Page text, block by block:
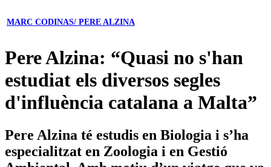
MARC CODINAS/ PERE ALZINA
Pere Alzina: “Quasi no s'han
estudiat els diversos segles
d'influència catalana a Malta”
Pere Alzina té estudis en Biologia i s’ha
especialitzat en Zoologia i en Gestió